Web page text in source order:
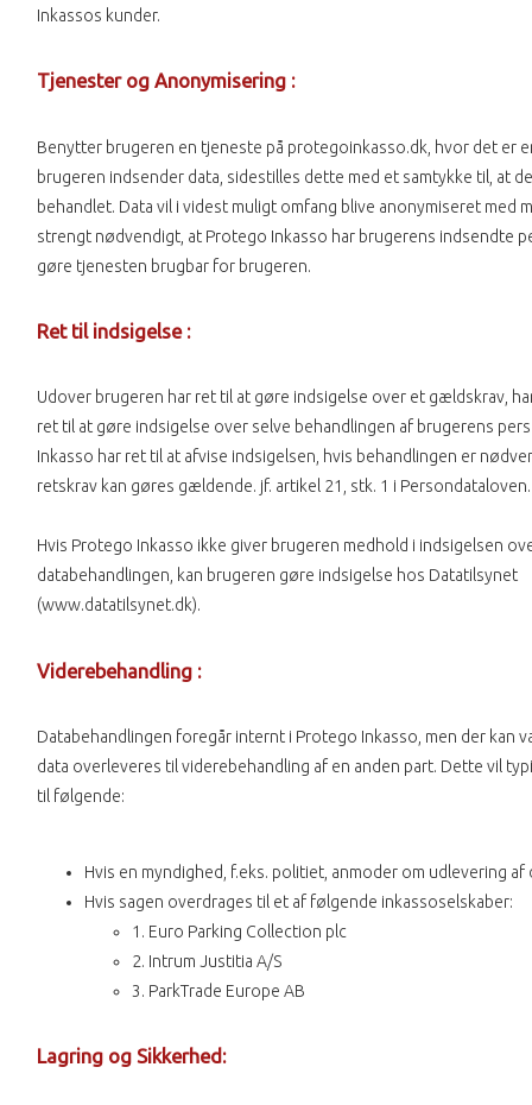
Inkassos kunder.
Tjenester og Anonymisering :
Benytter brugeren en tjeneste på protegoinkasso.dk, hvor det er
brugeren indsender data, sidestilles dette med et samtykke til, at
behandlet. Data vil i videst muligt omfang blive anonymiseret med
strengt nødvendigt, at Protego Inkasso har brugerens indsendte
gøre tjenesten brugbar for brugeren.
Ret til indsigelse :
Udover brugeren har ret til at gøre indsigelse over et gældskrav,
ret til at gøre indsigelse over selve behandlingen af brugerens
Inkasso har ret til at afvise indsigelsen, hvis behandlingen er
retskrav kan gøres gældende. jf. artikel 21, stk. 1 i Persondataloven.
Hvis Protego Inkasso ikke giver brugeren medhold i indsigelsen
databehandlingen, kan brugeren gøre indsigelse hos Datatilsynet
(www.datatilsynet.dk).
Viderebehandling :
Databehandlingen foregår internt i Protego Inkasso, men der kan
data overleveres til viderebehandling af en anden part. Dette vil
til følgende:
Hvis en myndighed, f.eks. politiet, anmoder om udlevering af
Hvis sagen overdrages til et af følgende inkassoselskaber:
1. Euro Parking Collection plc
2. Intrum Justitia A/S
3. ParkTrade Europe AB
Lagring og Sikkerhed: